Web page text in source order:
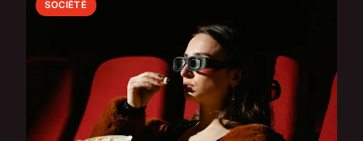
SOCIÉTÉ